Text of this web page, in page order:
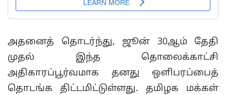
அதனைத் தொடர்ந்து, ஜூன் 30ஆம் தேதி
முதல் இந்த தொலைக்காட்சி
அதிகாரப்பூர்வமாக தனது ஒளிபரப்பைத்
தொடங்க திட்டமிட்டுள்ளது. தமிழக மக்கள்